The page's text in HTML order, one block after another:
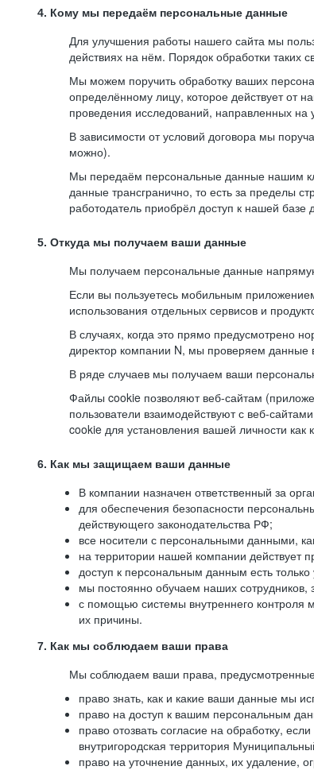
4. Кому мы передаём персональные данные
Для улучшения работы нашего сайта мы
действиях на нём. Порядок обработки таких
Мы можем поручить обработку ваших
определённому лицу, которое действует от
проведения исследований, направленных на
В зависимости от условий договора мы
можно).
Мы передаём персональные данные нашим
данные трансгранично, то есть за пределы
работодатель приобрёл доступ к нашей базе
5. Откуда мы получаем ваши данные
Мы получаем персональные данные
Если вы пользуетесь мобильным
использования отдельных сервисов и
В случаях, когда это прямо предусмотрено
директор компании N, мы проверяем
В ряде случаев мы получаем ваши
Файлы cookie позволяют веб-сайтам
пользователи взаимодействуют с веб-
cookie для установления вашей личности как
6. Как мы защищаем ваши данные
В компании назначен ответственный за
для обеспечения безопасности
действующего законодательства РФ;
все носители с персональными данными,
на территории нашей компании действует
доступ к персональным данным есть
мы постоянно обучаем наших
с помощью системы внутреннего контроля
их причины.
7. Как мы соблюдаем ваши права
Мы соблюдаем ваши права,
право знать, как и какие ваши данные мы
право на доступ к вашим персональным
право отозвать согласие на обработку,
внутригородская территория
право на уточнение данных, их удаление,